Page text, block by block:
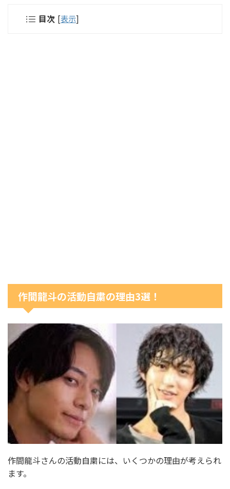
目次 [表示]
作間龍斗の活動自粛の理由3選！
作間龍斗さんの活動自粛には、いくつかの理由が考えられ
ます。